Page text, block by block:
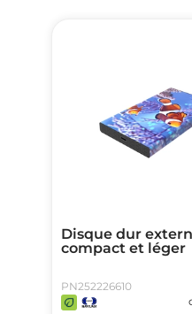
Disque dur
compact et léger
PN252226610